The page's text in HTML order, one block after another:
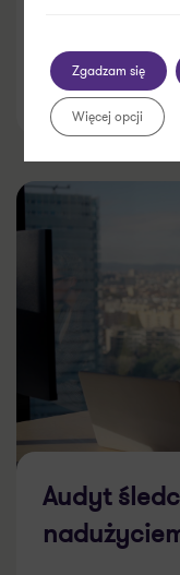
06.08.2026
Audyt
Zgadzam się
Więcej opcji